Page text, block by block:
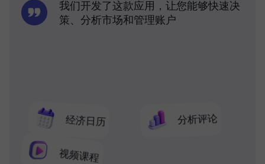
经济日历 分析评论
视频课程
我们开发了这款应用，让您能够快速决
策、分析市场和管理账户